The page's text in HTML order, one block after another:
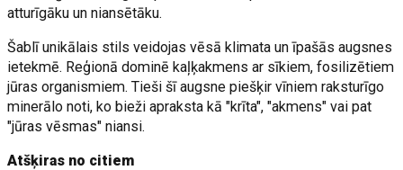
atturīgāku un niansētāku.
Šablī unikālais stils veidojas vēsā klimata un īpašās augsnes
ietekmē. Reģionā dominē kaļķakmens ar sīkiem, fosilizētiem
jūras organismiem. Tieši šī augsne piešķir vīniem raksturīgo
minerālo noti, ko bieži apraksta kā "krīta", "akmens" vai pat
"jūras vēsmas" niansi.
Atšķiras no citiem